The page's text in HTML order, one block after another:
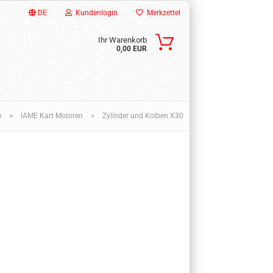
DE Kundenlogin Merkzettel
Ihr Warenkorb
0,00 EUR
» IAME Kart Motoren » Zylinder und Kolben X30